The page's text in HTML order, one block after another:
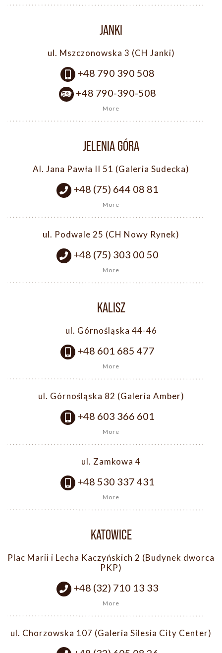
JANKI
ul. Mszczonowska 3 (CH Janki)
+48 790 390 508
+48 790-390-508
More
JELENIA GÓRA
Al. Jana Pawła II 51 (Galeria Sudecka)
+48 (75) 644 08 81
More
ul. Podwale 25 (CH Nowy Rynek)
+48 (75) 303 00 50
More
KALISZ
ul. Górnośląska 44-46
+48 601 685 477
More
ul. Górnośląska 82 (Galeria Amber)
+48 603 366 601
More
ul. Zamkowa 4
+48 530 337 431
More
KATOWICE
Plac Marii i Lecha Kaczyńskich 2 (Budynek dworca
PKP)
+48 (32) 710 13 33
More
ul. Chorzowska 107 (Galeria Silesia City Center)